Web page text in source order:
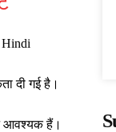
दी गई है।
आवश्यक हैं।